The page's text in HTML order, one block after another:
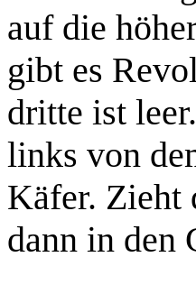
auf die
gibt es
dritte ist
links von
Käfer. Zieht
dann in den